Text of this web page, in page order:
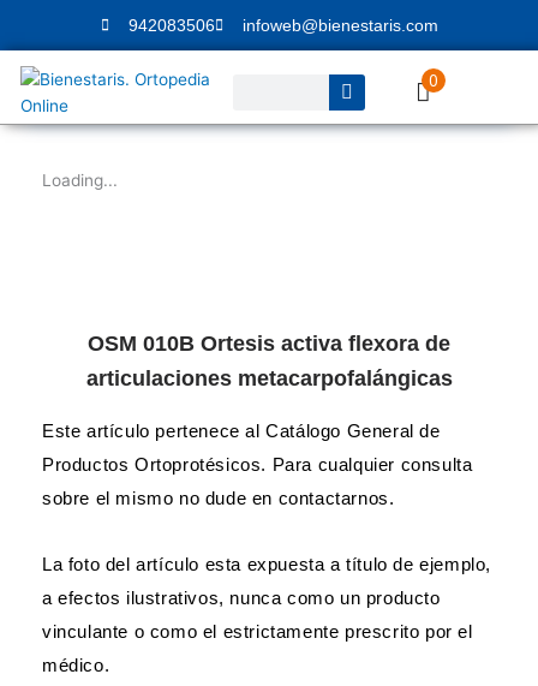
contenido
942083506 infoweb@bienestaris.com
0
Loading...
OSM 010B Ortesis activa flexora de
articulaciones metacarpofalángicas
Este artículo pertenece al Catálogo General de
Productos Ortoprotésicos. Para cualquier consulta
sobre el mismo no dude en contactarnos.
La foto del artículo esta expuesta a título de ejemplo,
a efectos ilustrativos, nunca como un producto
vinculante o como el estrictamente prescrito por el
médico.